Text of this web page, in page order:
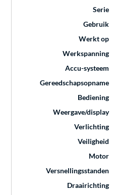
Serie
Gebruik
Werkt op
Werkspanning
Accu-systeem
Gereedschapsopname
Bediening
Weergave/display
Verlichting
Veiligheid
Motor
Versnellingsstanden
Draairichting